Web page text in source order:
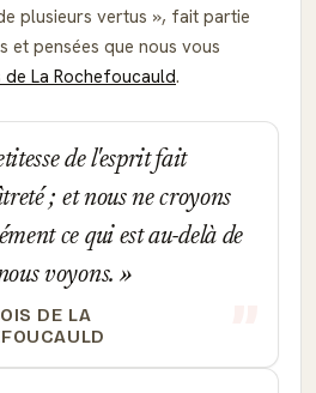
plusieurs vertus
, fait partie
et pensées que nous vous
de La Rochefoucauld.
de l'esprit fait
; et nous ne croyons
ce qui est au-delà de
voyons.
DE LA